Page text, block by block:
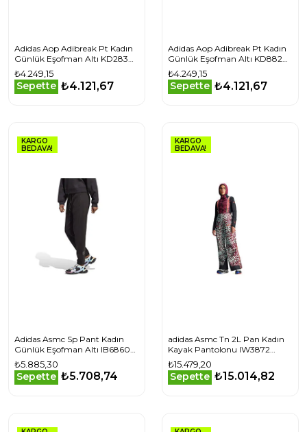
Adidas Aop Adibreak Pt Kadın
Günlük Eşofman Altı KD2830
Siyah
₺4.249,15
Sepette ₺4.121,67
Adidas Aop Adibreak Pt Kadın
Günlük Eşofman Altı KD8820
Kahverengi
₺4.249,15
Sepette ₺4.121,67
KARGO
BEDAVA!
Adidas Asmc Sp Pant Kadın
Günlük Eşofman Altı IB6860
Renkli
₺5.885,30
Sepette ₺5.708,74
KARGO
BEDAVA!
adidas Asmc Tn 2L Pan Kadın
Kayak Pantolonu IW3872
Renkli
₺15.479,20
Sepette ₺15.014,82